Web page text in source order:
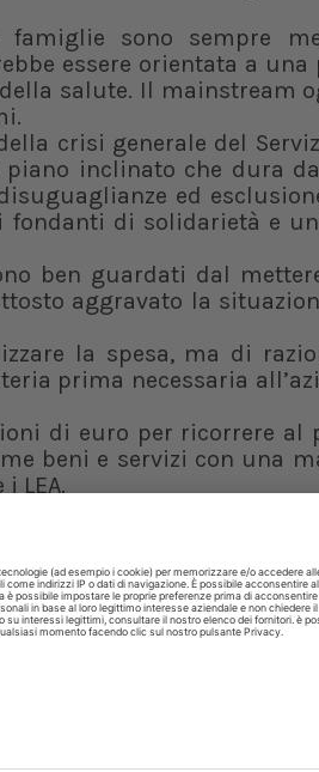
sono sempre
essere orientata a una
salute. Il mainstream
crisi generale del
inclinato che dura
ed
di solidarietà e
ben guardati dal
aggravato la
la spesa, ma di
prima necessaria
di euro per ricorrere al
beni e servizi con una
LEA.
altri Paesi Ue
agire di conseguenza: il
di una spesa
di 2.144 euro.
il 13,94% del totale
da lavoro dipendente o
integrazione, sostegno alla
che pagano i
ricevuto cure gratis,